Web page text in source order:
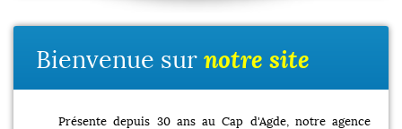
Bienvenue sur notre site
Présente depuis 30 ans au Cap d'Agde, notre agence